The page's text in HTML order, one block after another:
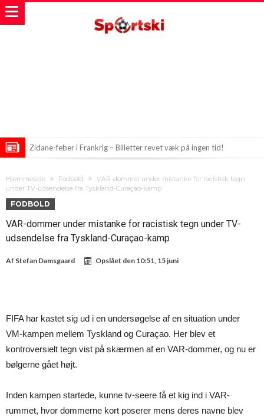
Zidane-feber i Frankrig – Billetter revet væk på ingen tid!
Chelsea i intens kamp med Man City om skotsk målmaskine
Hjemmeside Fodbold
VAR-dommer under mistanke for racistisk tegn
under TV-udsendelse fra Tyskland-Curaçao-kamp
FODBOLD
VAR-dommer under mistanke for racistisk tegn under TV-
udsendelse fra Tyskland-Curaçao-kamp
Af Stefan Damsgaard Opslået den 10:51, 15 juni
FIFA har kastet sig ud i en undersøgelse af en situation under
VM-kampen mellem Tyskland og Curaçao. Her blev et
kontroversielt tegn vist på skærmen af en VAR-dommer, og nu er
bølgerne gået højt.
Inden kampen startede, kunne tv-seere få et kig ind i VAR-
rummet, hvor dommerne kort poserer mens deres navne blev